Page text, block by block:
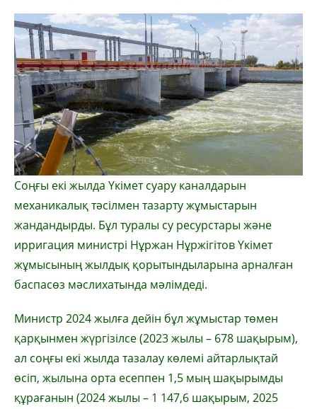
Соңғы екі жылда Үкімет суару каналдарын
механикалық тәсілмен тазарту жұмыстарын
жандандырды. Бұл туралы су ресурстары және
ирригация министрі Нұржан Нұржігітов Үкімет
жұмысының жылдық қорытындыларына арналған
баспасөз мәслихатында мәлімдеді.
Министр 2024 жылға дейін бұл жұмыстар төмен
қарқынмен жүргізілсе (2023 жылы – 678 шақырым),
ал соңғы екі жылда тазалау көлемі айтарлықтай
өсіп, жылына орта есеппен 1,5 мың шақырымды
құрағанын (2024 жылы – 1 147,6 шақырым, 2025